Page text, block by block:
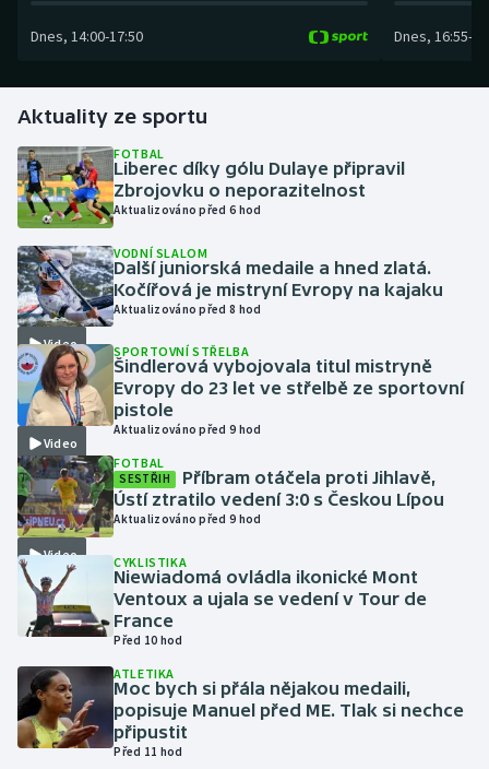
Futsal
Golf
Gymnastika
Házená
Jezdectví
Judo
Krasobruslení
Lezení
Lyže a snowboard
Moderní pětiboj
Motorsport
Olympijské hry
Parasport
Dnes, 14:00-17:50 Dnes, 16:55-
Aktuality ze sportu
FOTBAL
Liberec díky gólu Dulaye připravil
Zbrojovku o neporazitelnost
Aktualizováno před 6 hod
Video
VODNÍ SLALOM
Další juniorská medaile a hned zlatá.
Kočířová je mistryní Evropy na kajaku
Aktualizováno před 8 hod
Video
SPORTOVNÍ STŘELBA
Šindlerová vybojovala titul mistryně
Evropy do 23 let ve střelbě ze sportovní
pistole
Aktualizováno před 9 hod
Video
FOTBAL
SESTŘIH
Příbram otáčela proti Jihlavě,
Ústí ztratilo vedení 3:0 s Českou Lípou
Aktualizováno před 9 hod
CYKLISTIKA
Niewiadomá ovládla ikonické Mont
Ventoux a ujala se vedení v Tour de
France
Před 10 hod
ATLETIKA
Moc bych si přála nějakou medaili,
popisuje Manuel před ME. Tlak si nechce
připustit
Před 11 hod